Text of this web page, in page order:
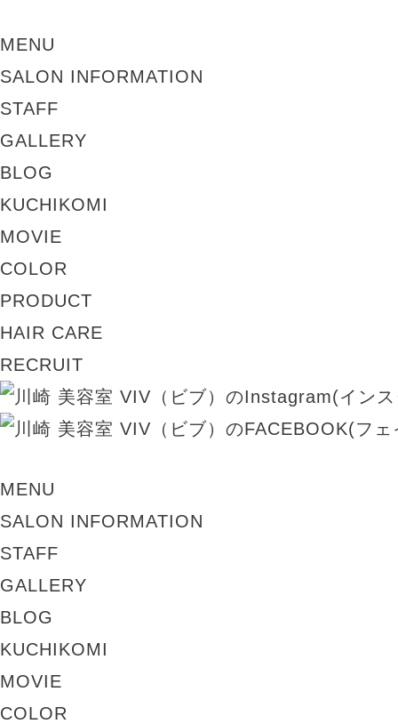
MENU
SALON INFORMATION
STAFF
GALLERY
BLOG
KUCHIKOMI
MOVIE
COLOR
PRODUCT
HAIR CARE
RECRUIT
MENU
SALON INFORMATION
STAFF
GALLERY
BLOG
KUCHIKOMI
MOVIE
COLOR